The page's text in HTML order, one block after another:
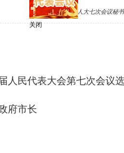
来源：市五届人大七次会议秘
人民代表大会第七次会议
府市长